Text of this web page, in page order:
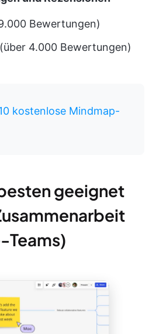
Bewertungen)
4.000 Bewertungen)
kostenlose Mindmap-
geeignet
Teams)